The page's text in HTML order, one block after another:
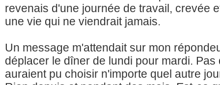
revenais d'une journée de travail, crevée
une vie qui ne viendrait jamais.
Un message m'attendait sur mon
déplacer le dîner de lundi pour mardi. Pas
auraient pu choisir n'importe quel autre